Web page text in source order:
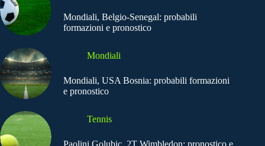
Mondiali, Belgio-Senegal: probabili
formazioni e pronostico
Mondiali
Mondiali, USA Bosnia: probabili formazioni
e pronostico
Tennis
Paolini Golubic, 2T Wimbledon: pronostico e